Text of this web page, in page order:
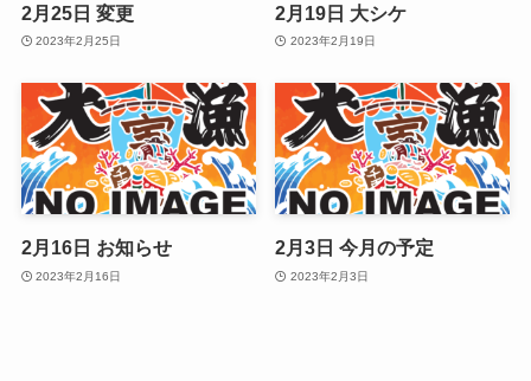
2月25日 変更
2023年2月25日
2月19日 大シケ
2023年2月19日
2月16日 お知らせ
2023年2月16日
2月3日 今月の予定
2023年2月3日